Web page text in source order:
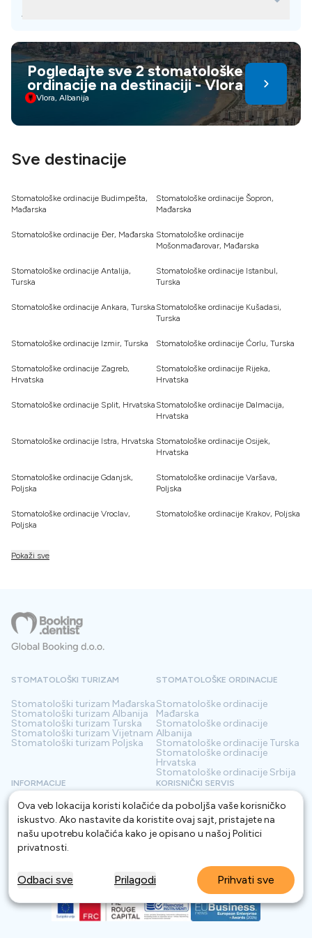
proizilazi iz faktora kao što su niži troškovi života i
materijala, plate kvalifikovanih stručnjaka i još mnogo toga.
Propisi, ekonomija obima, infrastruktura i devizni kurs
takođe doprinose. Stomatološki turizam nudi uštedu i negu
- birajte mudro za zdraviji, samouvereniji osmeh
Pogledajte sve 2 stomatološke
ordinacije na destinaciji - Vlora
Vlora, Albanija
Sve destinacije
Stomatološke ordinacije Budimpešta,
Mađarska
Stomatološke ordinacije Šopron,
Mađarska
Stomatološke ordinacije Đer, Mađarska Stomatološke ordinacije
Mošonmađarovar, Mađarska
Stomatološke ordinacije Antalija,
Turska
Stomatološke ordinacije Istanbul,
Turska
Stomatološke ordinacije Ankara, Turska Stomatološke ordinacije Kušadasi,
Turska
Stomatološke ordinacije Izmir, Turska Stomatološke ordinacije Ćorlu, Turska
Stomatološke ordinacije Zagreb,
Hrvatska
Stomatološke ordinacije Rijeka,
Hrvatska
Stomatološke ordinacije Split, Hrvatska Stomatološke ordinacije Dalmacija,
Hrvatska
Stomatološke ordinacije Istra, Hrvatska Stomatološke ordinacije Osijek,
Hrvatska
Stomatološke ordinacije Gdanjsk,
Poljska
Stomatološke ordinacije Varšava,
Poljska
Stomatološke ordinacije Vroclav,
Poljska
Stomatološke ordinacije Krakov, Poljska
Pokaži sve
Ova veb lokacija koristi kolačiće da poboljša vaše korisničko
iskustvo. Ako nastavite da koristite ovaj sajt, pristajete na
našu upotrebu kolačića kako je opisano u našoj Politici
privatnosti.
Odbaci sve Prilagodi Prihvati sve
STOMATOLOŠKI TURIZAM
Stomatološki turizam Mađarska
Stomatološki turizam Albanija
Stomatološki turizam Turska
Stomatološki turizam Vijetnam
Stomatološki turizam Poljska
STOMATOLOŠKE ORDINACIJE
Stomatološke ordinacije
Mađarska
Stomatološke ordinacije
Albanija
Stomatološke ordinacije Turska
Stomatološke ordinacije
Hrvatska
Stomatološke ordinacije Srbija
INFORMACIJE
O nama
Kontakt
Često postavljana pitanja
Blog
Rečnik
KORISNIČKI SERVIS
Odredbe i uslovi
Pravila o privatnosti
Za Klinike